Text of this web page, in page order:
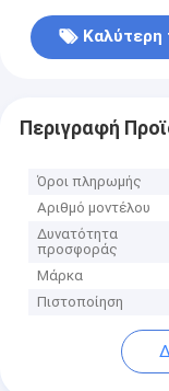
Καλύτερη
Περιγραφή
Όροι πληρωμής
Αριθμό μοντέλου
Δυνατότητα
προσφοράς
Μάρκα
Πιστοποίηση